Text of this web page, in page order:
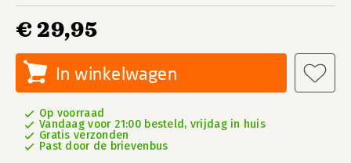
€ 29,95
In winkelwagen
Op voorraad
Vandaag voor 21:00 besteld, vrijdag in huis
Gratis verzonden
Past door de brievenbus